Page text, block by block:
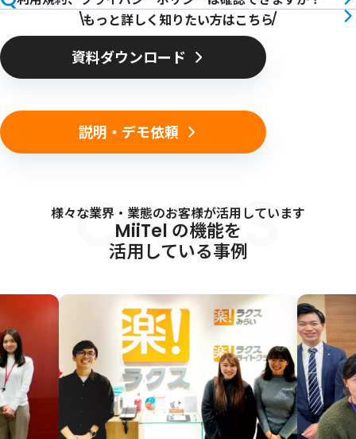
もっと詳しく知りたい方はこちら
資料ダウンロード
説明・デモ依頼
CASES
様々な業界・業態のお客様が活用しています
MiiTel の機能を
活用している事例